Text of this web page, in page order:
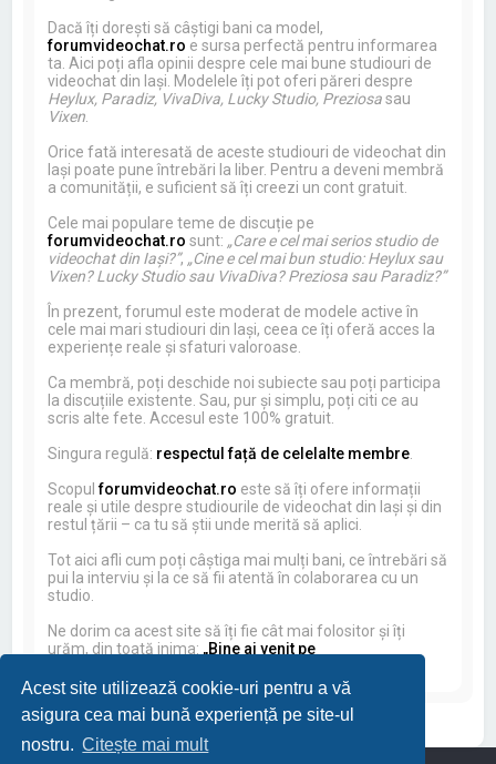
Acest site utilizează cookie-uri pentru a vă
asigura cea mai bună experiență pe site-ul
nostru. Citește mai mult
Dacă îți dorești să câștigi bani ca model,
forumvideochat.ro e sursa perfectă pentru informarea
ta. Aici poți afla opinii despre cele mai bune studiouri de
videochat din Iași. Modelele îți pot oferi păreri despre
Heylux, Paradiz, VivaDiva, Lucky Studio, Preziosasau
Vixen
Orice fată interesată de aceste studiouri de videochat din
Iași poate pune întrebări la liber. Pentru a deveni membră
a comunității, e suficient să îți creezi un cont gratuit.
Cele mai populare teme de discuție pe
forumvideochat.ro sunt: „Care e cel mai serios studio de
videochat din Iași?”, „Cine e cel mai bun studio: Heylux sau
Vixen? Lucky Studio sau VivaDiva? Preziosa sau Paradiz?”
În prezent, forumul este moderat de modele active în
cele mai mari studiouri din Iași, ceea ce îți oferă acces la
experiențe reale și sfaturi valoroase.
Ca membră, poți deschide noi subiecte sau poți participa
la discuțiile existente. Sau, pur și simplu, poți citi ce au
scris alte fete. Accesul este 100% gratuit.
Singura regulă: respectul față de celelalte membre
Scopulforumvideochat.ro este să îți ofere informații
reale și utile despre studiourile de videochat din Iași și din
restul țării – ca tu să știi unde merită să aplici.
Tot aici afli cum poți câștiga mai mulți bani, ce întrebări să
pui la interviu și la ce să fii atentă în colaborarea cu un
studio.
Ne dorim ca acest site să îți fie cât mai folositor și îți
urăm, din toată inima: „Bine ai venit pe